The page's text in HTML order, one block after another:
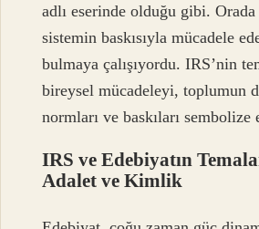
adlı eserinde olduğu gibi. Orada
sistemin baskısıyla mücadele
bulmaya çalışıyordu. IRS’nin
bireysel mücadeleyi, toplumun
normları ve baskıları sembolize
IRS ve Edebiyatın
Adalet ve Kimlik